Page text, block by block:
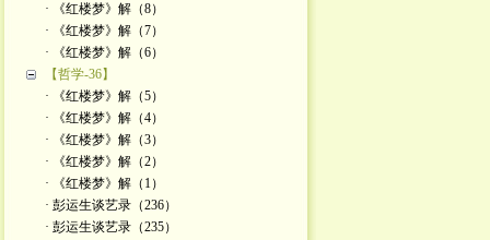
· 《红楼梦》解（8）
· 《红楼梦》解（7）
· 《红楼梦》解（6）
【哲学-36】
· 《红楼梦》解（5）
· 《红楼梦》解（4）
· 《红楼梦》解（3）
· 《红楼梦》解（2）
· 《红楼梦》解（1）
· 彭运生谈艺录（236）
· 彭运生谈艺录（235）